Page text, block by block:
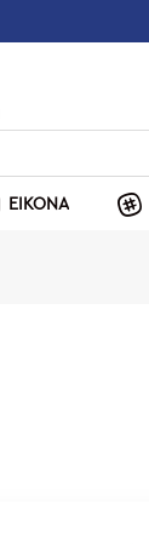
ΕΙΚΟΝΑ